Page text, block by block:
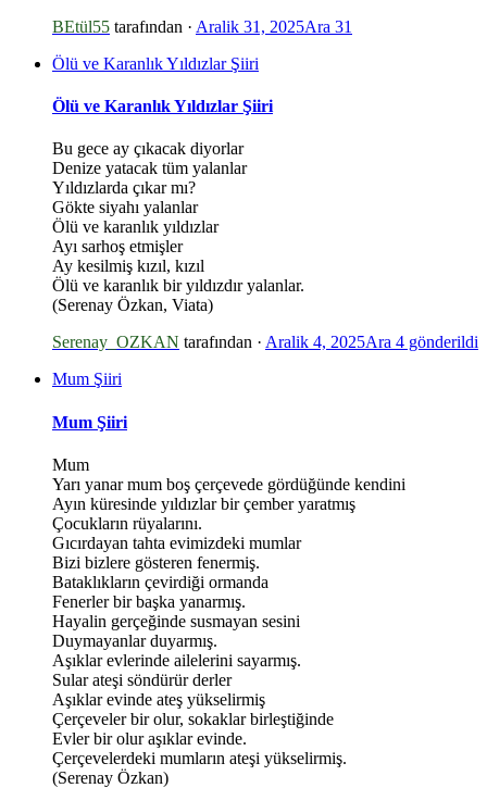
BEtül55 tarafından · Aralik 31, 2025Ara 31
Ölü ve Karanlık Yıldızlar Şiiri
Ölü ve Karanlık Yıldızlar Şiiri
Bu gece ay çıkacak diyorlar
Denize yatacak tüm yalanlar
Yıldızlarda çıkar mı?
Gökte siyahı yalanlar
Ölü ve karanlık yıldızlar
Ayı sarhoş etmişler
Ay kesilmiş kızıl, kızıl
Ölü ve karanlık bir yıldızdır yalanlar.
(Serenay Özkan, Viata)
Serenay_OZKAN tarafından · Aralik 4, 2025Ara 4 gönderildi
Mum Şiiri
Mum Şiiri
Mum
Yarı yanar mum boş çerçevede gördüğünde kendini
Ayın küresinde yıldızlar bir çember yaratmış
Çocukların rüyalarını.
Gıcırdayan tahta evimizdeki mumlar
Bizi bizlere gösteren fenermiş.
Bataklıkların çevirdiği ormanda
Fenerler bir başka yanarmış.
Hayalin gerçeğinde susmayan sesini
Duymayanlar duyarmış.
Aşıklar evlerinde ailelerini sayarmış.
Sular ateşi söndürür derler
Aşıklar evinde ateş yükselirmiş
Çerçeveler bir olur, sokaklar birleştiğinde
Evler bir olur aşıklar evinde.
Çerçevelerdeki mumların ateşi yükselirmiş.
(Serenay Özkan)